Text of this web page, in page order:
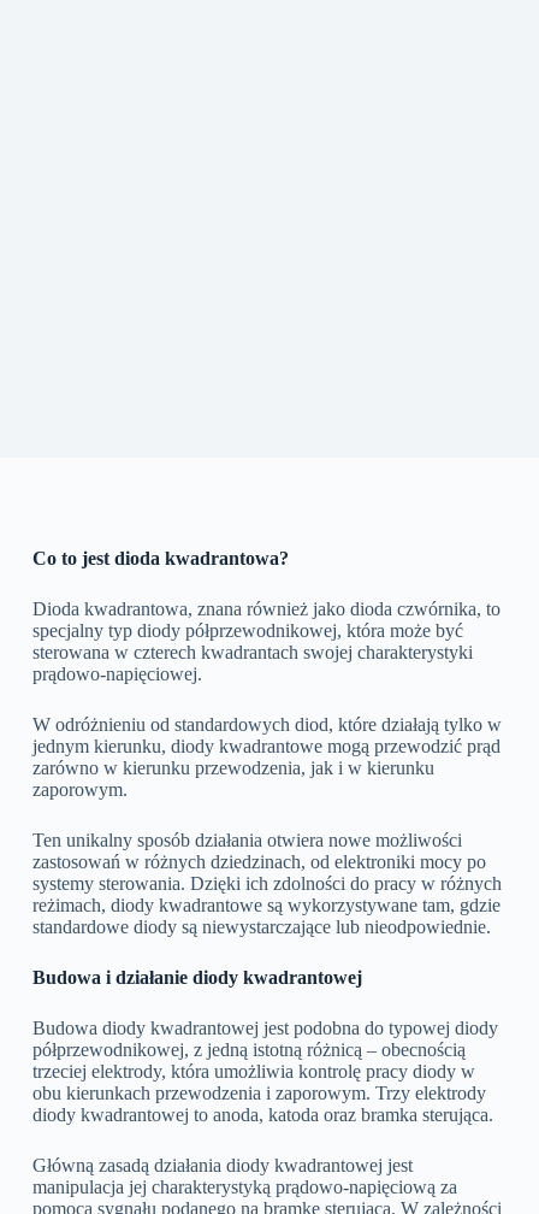
Co to jest dioda kwadrantowa?
Dioda kwadrantowa, znana również jako dioda czwórnika, to
specjalny typ diody półprzewodnikowej, która może być
sterowana w czterech kwadrantach swojej charakterystyki
prądowo-napięciowej.
W odróżnieniu od standardowych diod, które działają tylko w
jednym kierunku, diody kwadrantowe mogą przewodzić prąd
zarówno w kierunku przewodzenia, jak i w kierunku
zaporowym.
Ten unikalny sposób działania otwiera nowe możliwości
zastosowań w różnych dziedzinach, od elektroniki mocy po
systemy sterowania. Dzięki ich zdolności do pracy w różnych
reżimach, diody kwadrantowe są wykorzystywane tam, gdzie
standardowe diody są niewystarczające lub nieodpowiednie.
Budowa i działanie diody kwadrantowej
Budowa diody kwadrantowej jest podobna do typowej diody
półprzewodnikowej, z jedną istotną różnicą – obecnością
trzeciej elektrody, która umożliwia kontrolę pracy diody w
obu kierunkach przewodzenia i zaporowym. Trzy elektrody
diody kwadrantowej to anoda, katoda oraz bramka sterująca.
Główną zasadą działania diody kwadrantowej jest
manipulacja jej charakterystyką prądowo-napięciową za
pomocą sygnału podanego na bramkę sterującą. W zależności